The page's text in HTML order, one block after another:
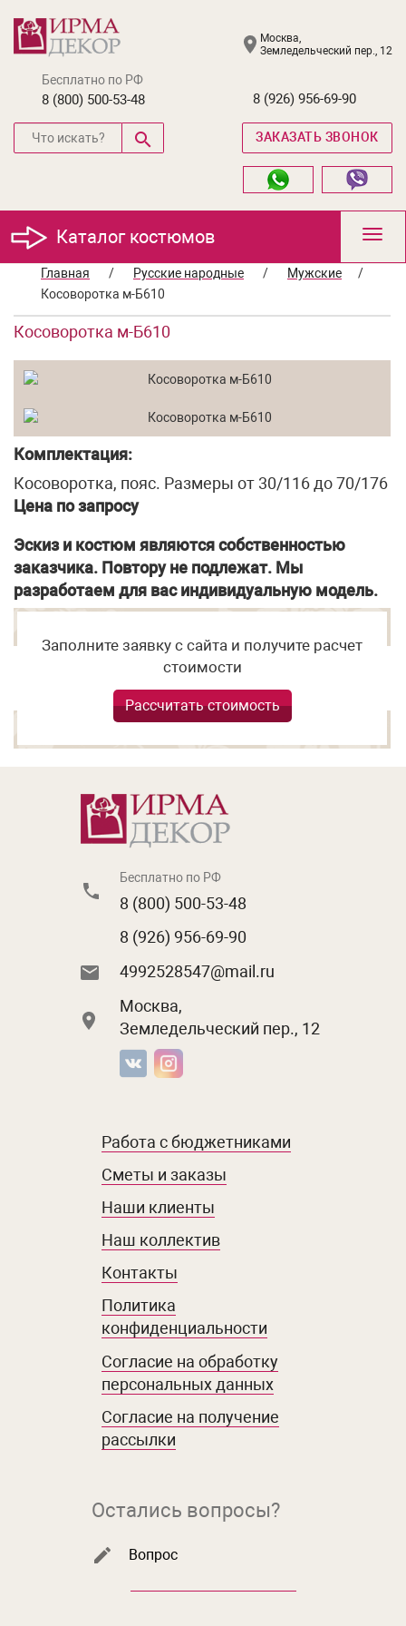
Москва,
Земледельческий пер., 12
Бесплатно по РФ
8 (800) 500-53-48 8 (926) 956-69-90
ЗАКАЗАТЬ ЗВОНОК
Каталог костюмов
Главная
/ Русские народные / Мужские
/
Косоворотка м-Б610
Косоворотка м-Б610
Комплектация:
Косоворотка, пояс. Размеры от 30/116 до 70/176
Цена по запросу
Эскиз и костюм являются собственностью
заказчика. Повтору не подлежат. Мы
разработаем для вас индивидуальную модель.
Заполните заявку с сайта и получите расчет
стоимости
Рассчитать стоимость
Бесплатно по РФ
8 (800) 500-53-48
8 (926) 956-69-90
4992528547@mail.ru
Москва,
Земледельческий пер., 12
Работа с бюджетниками
Сметы и заказы
Наши клиенты
Наш коллектив
Контакты
Политика
конфиденциальности
Согласие на обработку
персональных данных
Согласие на получение
рассылки
Остались вопросы?
Вопрос